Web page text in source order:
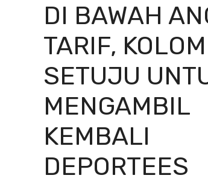
DI BAWAH
TARIF,
SETUJU
MENGAMBIL
KEMBALI
DEPORTEES